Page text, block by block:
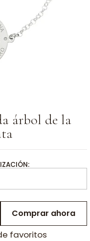
árbol de la
Comprar ahora
favoritos